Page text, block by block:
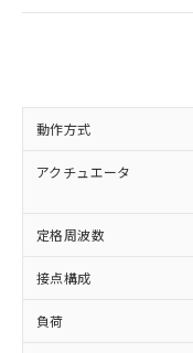
動作方式
アクチュエータ
定格周波数
接点構成
負荷